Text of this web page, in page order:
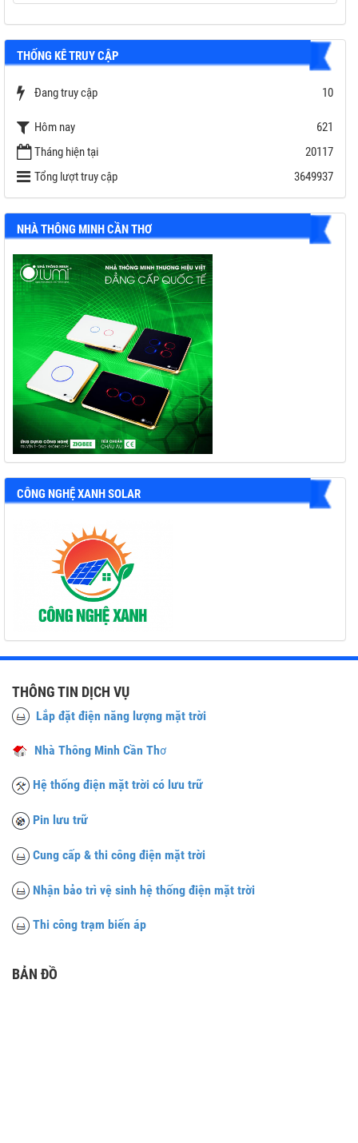
Dải công suất: 8kW
Công nghệ: 3 pha
Chế độ: độc lập; bám tải; hòa lưới và lưu trữ
Bảo hành: 5 năm
Thương hiệu: DEYE
THỐNG KÊ TRUY CẬP
Đang truy cập 10
Hôm nay
621
Tháng hiện tại
20117
Tổng lượt truy cập
3649937
NHÀ THÔNG MINH CẦN THƠ
CÔNG NGHỆ XANH SOLAR
THÔNG TIN DỊCH VỤ
Lắp đặt điện năng lượng mặt trời
Nhà Thông Minh Cần Thơ
Hệ thống điện mặt trời có lưu trữ
Pin lưu trữ
Cung cấp & thi công điện mặt trời
Nhận bảo trì vệ sinh hệ thống điện mặt trời
Thi công trạm biến áp
BẢN ĐỒ